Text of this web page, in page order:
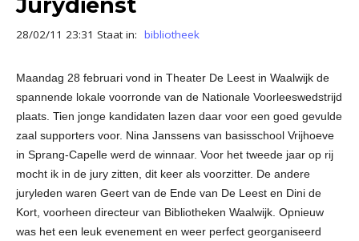
28/02/11 23:31 Staat in: bibliotheek
Maandag 28 februari vond in Theater De Leest in Waalwijk de
spannende lokale voorronde van de Nationale Voorleeswedstrijd
plaats. Tien jonge kandidaten lazen daar voor een goed gevulde
zaal supporters voor. Nina Janssens van basisschool Vrijhoeve
in Sprang-Capelle werd de winnaar. Voor het tweede jaar op rij
mocht ik in de jury zitten, dit keer als voorzitter. De andere
juryleden waren Geert van de Ende van De Leest en Dini de
Kort, voorheen directeur van Bibliotheken Waalwijk. Opnieuw
was het een leuk evenement en weer perfect georganiseerd